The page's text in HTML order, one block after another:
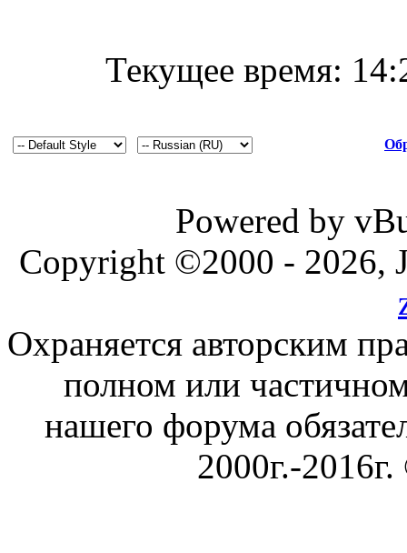
Текущее время:
Powered by
Copyright ©2000 - 2026,
Охраняется авторским
полном или
нашего форума
2000г.-